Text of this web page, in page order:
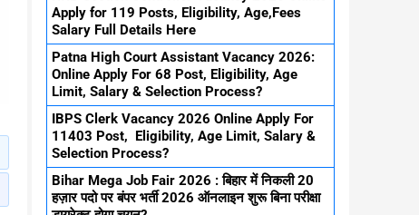
Apply for 119 Posts, Eligibility, Age,Fees
Salary Full Details Here
Patna High Court Assistant Vacancy 2026:
Online Apply For 68 Post, Eligibility, Age
Limit, Salary & Selection Process?
IBPS Clerk Vacancy 2026 Online Apply For
11403 Post, Eligibility, Age Limit, Salary &
Selection Process?
Bihar Mega Job Fair 2026 : बिहार में निकली 20
हज़ार पदो पर बंपर भर्ती 2026 ऑनलाइन शुरू बिना परीक्षा